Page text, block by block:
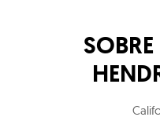
SOBRE